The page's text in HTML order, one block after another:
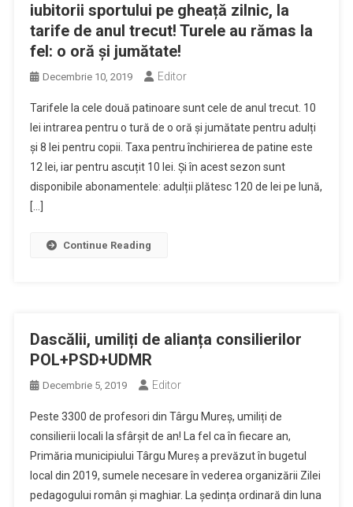
iubitorii sportului pe gheață zilnic, la
tarife de anul trecut! Turele au rămas la
fel: o oră și jumătate!
Decembrie 10, 2019 Editor
Tarifele la cele două patinoare sunt cele de anul trecut. 10
lei intrarea pentru o tură de o oră și jumătate pentru adulți
și 8 lei pentru copii. Taxa pentru închirierea de patine este
12 lei, iar pentru ascuțit 10 lei. Și în acest sezon sunt
disponibile abonamentele: adulții plătesc 120 de lei pe lună,
[…]
Continue Reading
Dascălii, umiliți de alianța consilierilor
POL+PSD+UDMR
Decembrie 5, 2019 Editor
Peste 3300 de profesori din Târgu Mureș, umiliți de
consilierii locali la sfârșit de an! La fel ca în fiecare an,
Primăria municipiului Târgu Mureș a prevăzut în bugetul
local din 2019, sumele necesare în vederea organizării Zilei
pedagogului român și maghiar. La ședința ordinară din luna